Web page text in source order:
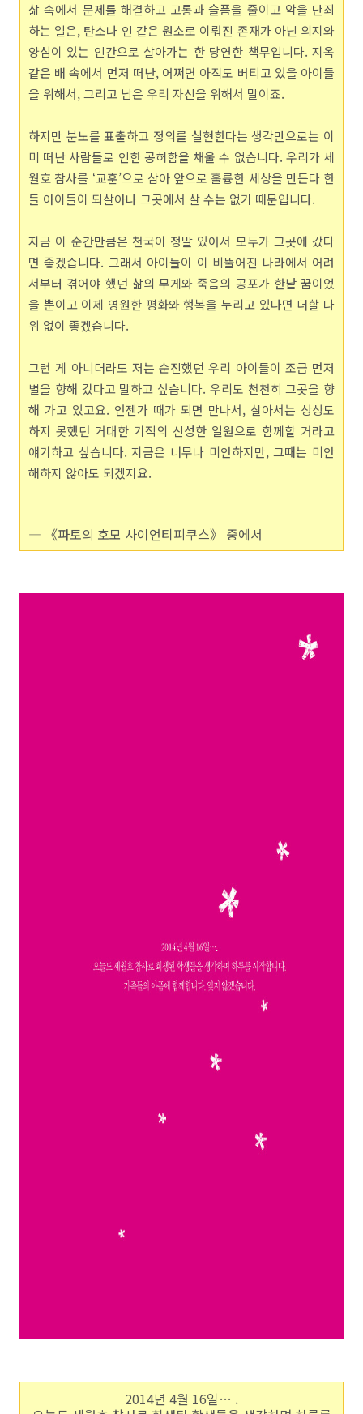
삶 속에서 문제를 해결하고 고통과 슬픔을 줄이고 악을 단죄
하는 일은, 탄소나 인 같은 원소로 이뤄진 존재가 아닌 의지와
양심이 있는 인간으로 살아가는 한 당연한 책무입니다. 지옥
같은 배 속에서 먼저 떠난, 어쩌면 아직도 버티고 있을 아이들
을 위해서, 그리고 남은 우리 자신을 위해서 말이죠.
하지만 분노를 표출하고 정의를 실현한다는 생각만으로는 이
미 떠난 사람들로 인한 공허함을 채울 수 없습니다. 우리가 세
월호 참사를 ‘교훈’으로 삼아 앞으로 훌륭한 세상을 만든다 한
들 아이들이 되살아나 그곳에서 살 수는 없기 때문입니다.
지금 이 순간만큼은 천국이 정말 있어서 모두가 그곳에 갔다
면 좋겠습니다. 그래서 아이들이 이 비뚤어진 나라에서 어려
서부터 겪어야 했던 삶의 무게와 죽음의 공포가 한낱 꿈이었
을 뿐이고 이제 영원한 평화와 행복을 누리고 있다면 더할 나
위 없이 좋겠습니다.
그런 게 아니더라도 저는 순진했던 우리 아이들이 조금 먼저
별을 향해 갔다고 말하고 싶습니다. 우리도 천천히 그곳을 향
해 가고 있고요. 언젠가 때가 되면 만나서, 살아서는 상상도
하지 못했던 거대한 기적의 신성한 일원으로 함께할 거라고
얘기하고 싶습니다. 지금은 너무나 미안하지만, 그때는 미안
해하지 않아도 되겠지요.
― 《파토의 호모 사이언티피쿠스》 중에서
2014년 4월 16일… .